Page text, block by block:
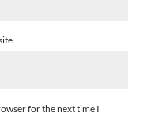
for the next time I